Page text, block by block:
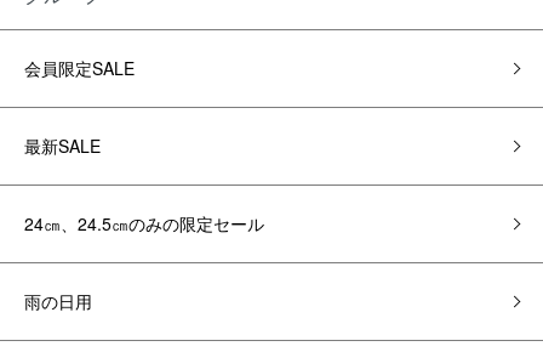
会員限定SALE
最新SALE
24㎝、24.5㎝のみの限定セール
雨の日用